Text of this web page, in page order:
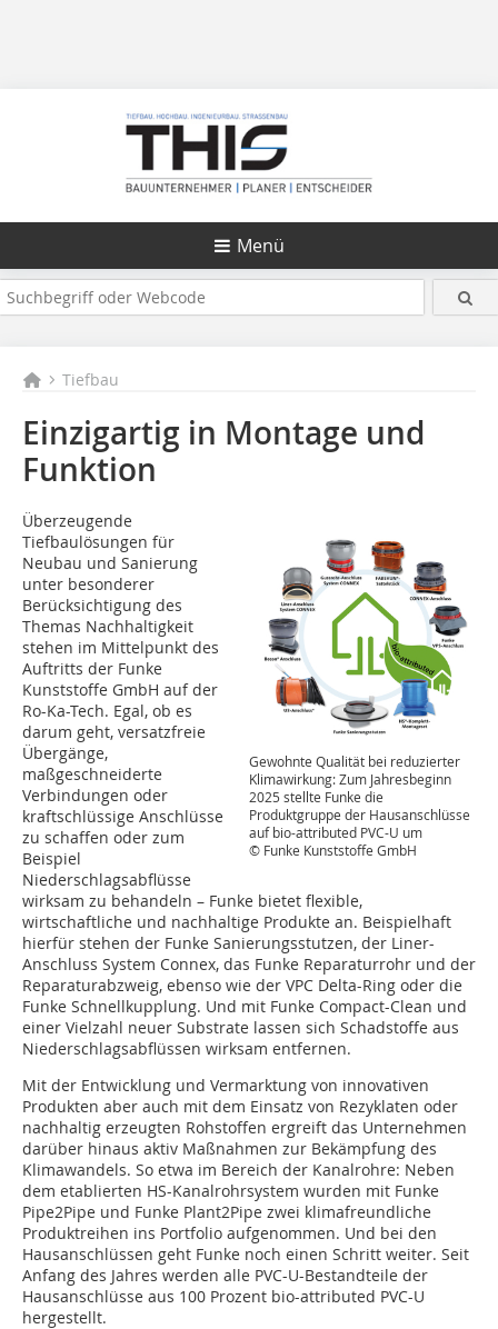
Menü
Tiefbau
Einzigartig in Montage und
Funktion
Gewohnte Qualität bei reduzierter
Klimawirkung: Zum Jahresbeginn
2025 stellte Funke die
Produktgruppe der Hausanschlüsse
auf bio-attributed PVC-U um
© Funke Kunststoffe GmbH
Überzeugende
Tiefbaulösungen für
Neubau und Sanierung
unter besonderer
Berücksichtigung des
Themas Nachhaltigkeit
stehen im Mittelpunkt des
Auftritts der Funke
Kunststoffe GmbH auf der
Ro-Ka-Tech. Egal, ob es
darum geht, versatzfreie
Übergänge,
maßgeschneiderte
Verbindungen oder
kraftschlüssige Anschlüsse
zu schaffen oder zum
Beispiel
Niederschlagsabflüsse
wirksam zu behandeln – Funke bietet flexible,
wirtschaftliche und nachhaltige Produkte an. Beispielhaft
hierfür stehen der Funke Sanierungsstutzen, der Liner-
Anschluss System Connex, das Funke Reparaturrohr und der
Reparaturabzweig, ebenso wie der VPC Delta-Ring oder die
Funke Schnellkupplung. Und mit Funke Compact-Clean und
einer Vielzahl neuer Substrate lassen sich Schadstoffe aus
Niederschlagsabflüssen wirksam entfernen.
Mit der Entwicklung und Vermarktung von innovativen
Produkten aber auch mit dem Einsatz von Rezyklaten oder
nachhaltig erzeugten Rohstoffen ergreift das Unternehmen
darüber hinaus aktiv Maßnahmen zur Bekämpfung des
Klimawandels. So etwa im Bereich der Kanalrohre: Neben
dem etablierten HS-Kanalrohrsystem wurden mit Funke
Pipe2Pipe und Funke Plant2Pipe zwei klimafreundliche
Produktreihen ins Portfolio aufgenommen. Und bei den
Hausanschlüssen geht Funke noch einen Schritt weiter. Seit
Anfang des Jahres werden alle PVC-U-Bestandteile der
Hausanschlüsse aus 100 Prozent bio-attributed PVC-U
hergestellt.